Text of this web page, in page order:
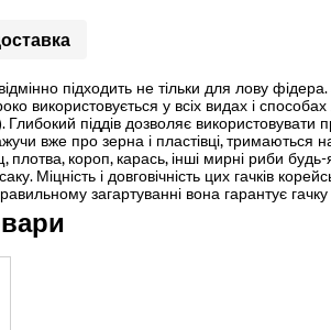
підходить не тільки для лову
використовується у всіх видах і
Глибокий піддів дозволяє
вже про зерна і пластівці,
короп, карась, інші мирні риби
Міцність і довговічність цих гачків
загартуванні вона гарантує гачку і